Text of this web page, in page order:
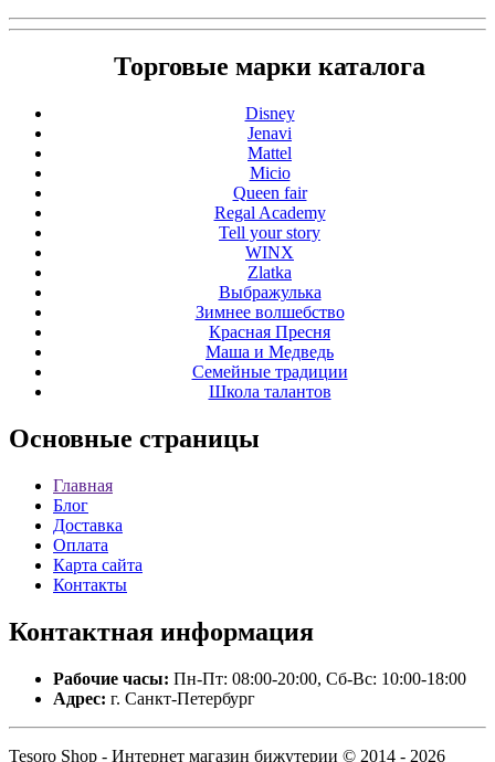
Торговые марки каталога
Disney
Jenavi
Mattel
Micio
Queen fair
Regal Academy
Tell your story
WINX
Zlatka
Выбражулька
Зимнее волшебство
Красная Пресня
Маша и Медведь
Семейные традиции
Школа талантов
Основные страницы
Главная
Блог
Доставка
Оплата
Карта сайта
Контакты
Контактная информация
Рабочие часы: Пн-Пт: 08:00-20:00, Сб-Вс: 10:00-18:00
Адрес: г. Санкт-Петербург
Tesoro Shop - Интернет магазин бижутерии © 2014 - 2026